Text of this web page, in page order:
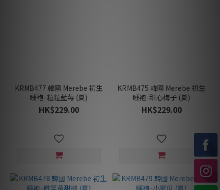
KRMB477 韓國 Merebe 初生
睡袍-粒粒藍莓 (夏)
HK$229.00
KRMB475 韓國 Merebe 初生
睡袍-甜心梅子 (夏)
HK$229.00